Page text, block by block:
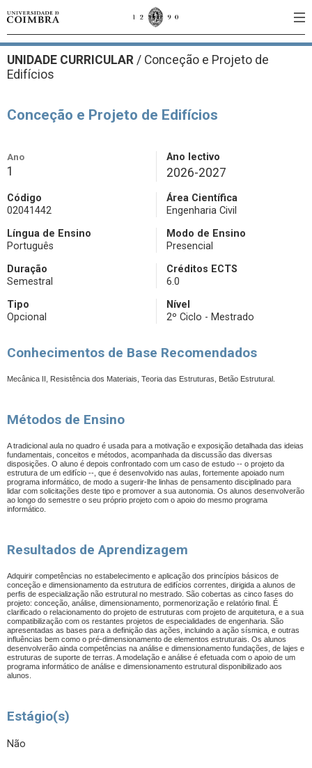
UNIDADE CURRICULAR / Conceção e Projeto de
Edifícios
Conceção e Projeto de Edifícios
Ano
1
Ano lectivo
2026-2027
Código
02041442
Área Científica
Engenharia Civil
Língua de Ensino
Português
Modo de Ensino
Presencial
Duração
Semestral
Créditos ECTS
6.0
Tipo
Opcional
Nível
2º Ciclo - Mestrado
Conhecimentos de Base Recomendados
Mecânica II , Resistência dos Materiais, Teoria das Estruturas, Betão Estrutural.
Métodos de Ensino
A tradicional aula no quadro é usada para a motivação e exposição detalhada das ideias
fundamentais, conceitos e métodos, acompanhada da discussão das diversas
disposições. O aluno é depois confrontado com um caso de estudo -- o projeto da
estrutura de um edifício --, que é desenvolvido nas aulas, fortemente apoiado num
programa informático, de modo a sugerir-lhe linhas de pensamento disciplinado para
lidar com solicitações deste tipo e promover a sua autonomia. Os alunos desenvolverão
ao longo do semestre o seu próprio projeto com o apoio do mesmo programa
informático.
Resultados de Aprendizagem
Adquirir competências no estabelecimento e aplicação dos princípios básicos de
conceção e dimensionamento da estrutura de edifícios correntes, dirigida a alunos de
perfis de especialização não estrutural no mestrado. São cobertas as cinco fases do
projeto: conceção, análise, dimensionamento, pormenorização e relatório final. É
clarificado o relacionamento do projeto de estruturas com projeto de arquitetura, e a sua
compatibilização com os restantes projetos de especialidades de engenharia. São
apresentadas as bases para a definição das ações, incluindo a ação sísmica, e outras
influências bem como o pré-dimensionamento de elementos estruturais. Os alunos
desenvolverão ainda competências na análise e dimensionamento fundações, de lajes e
estruturas de suporte de terras. A modelação e análise é efetuada com o apoio de um
programa informático de análise e dimensionamento estrutural disponibilizado aos
alunos.
Estágio(s)
Não